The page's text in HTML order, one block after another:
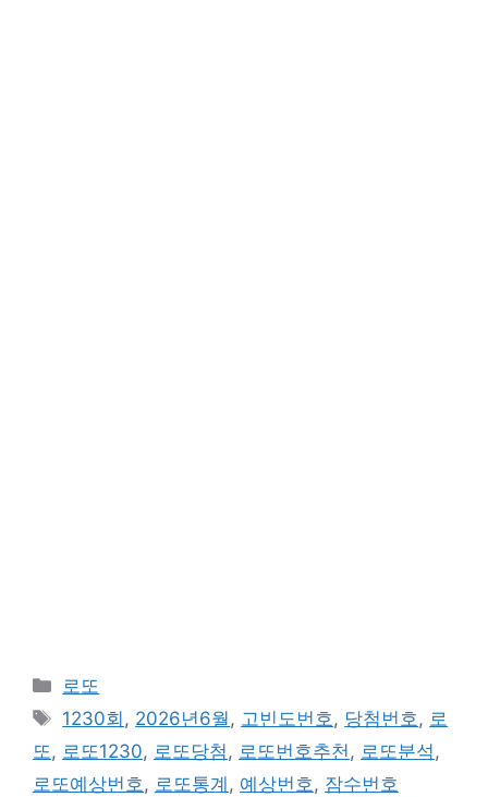
카
테
리
로또
태
그
1230회 , 2026년6월 , 고빈도번호 , 당첨번호 , 로
또 , 로또1230, 로또당첨 , 로또번호추천 , 로또분석 ,
로또예상번호 , 로또통계 , 예상번호 , 잠수번호